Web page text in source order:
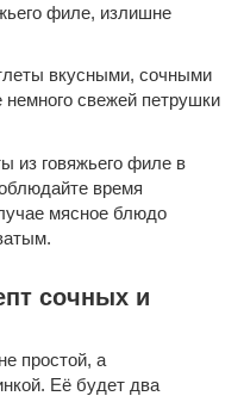
филе, излишне
вкусными, сочными
свежей петрушки
из говяжьего филе в
время
мясное блюдо
сочных и
простой, а
Её будет два